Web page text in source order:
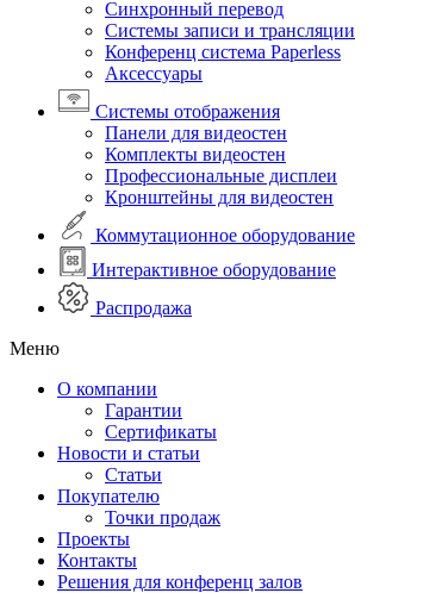
Синхронный перевод
Системы записи и трансляции
Конференц система Paperless
Аксессуары
Системы отображения
Панели для видеостен
Комплекты видеостен
Профессиональные дисплеи
Кронштейны для видеостен
Коммутационное оборудование
Интерактивное оборудование
Распродажа
Меню
О компании
Гарантии
Сертификаты
Новости и статьи
Статьи
Покупателю
Точки продаж
Проекты
Контакты
Решения для конференц залов